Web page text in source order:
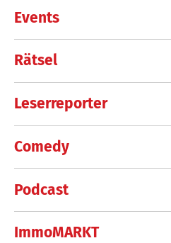
Events
Rätsel
Leserreporter
Comedy
Podcast
ImmoMARKT